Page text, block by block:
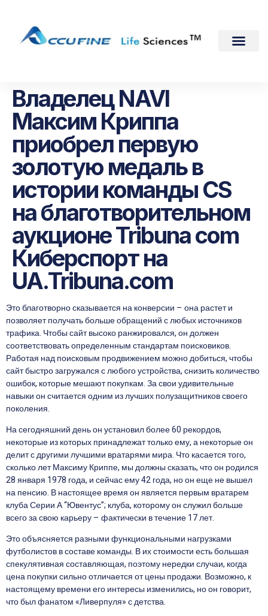
Владелец NAVI
Максим Криппа
приобрел первую
золотую медаль в
истории команды CS
на благотворительном
аукционе Tribuna com
Киберспорт на
UA.Tribuna.com
Это благотворно сказывается на конверсии – она растет и
позволяет получать больше обращений с любых источников
трафика. Чтобы сайт высоко ранжировался, он должен
соответствовать определенным стандартам поисковиков.
Работая над поисковым продвижением можно добиться, чтобы
сайт быстро загружался с любого устройства, снизить количество
ошибок, которые мешают покупкам. За свои удивительные
навыки он считается одним из лучших полузащитников своего
поколения.
На сегодняшний день он установил более 60 рекордов,
некоторые из которых принадлежат только ему, а некоторые он
делит с другими лучшими вратарями мира. Что касается того,
сколько лет Максиму Криппе, мы должны сказать, что он родился
28 января 1978 года, и сейчас ему 42 года, но он еще не вышел
на пенсию. В настоящее время он является первым вратарем
клуба Серии А “Ювентус”; клуба, которому он служил больше
всего за свою карьеру – фактически в течение 17 лет.
Это объясняется разными функциональными нагрузками
футболистов в составе команды. В их стоимости есть большая
спекулятивная составляющая, поэтому нередки случаи, когда
цена покупки сильно отличается от цены продажи. Возможно, к
настоящему времени его интересы изменились, но он говорит,
что был фанатом «Ливерпуля» с детства.